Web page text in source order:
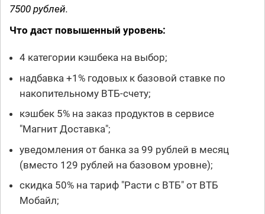
7500 рублей.
Что даст повышенный уровень:
4 категории кэшбека на выбор;
надбавка +1% годовых к базовой ставке по
накопительному ВТБ-счету;
кэшбек 5% на заказ продуктов в сервисе
"Магнит Доставка";
уведомления от банка за 99 рублей в месяц
(вместо 129 рублей на базовом уровне);
скидка 50% на тариф "Расти с ВТБ" от ВТБ
Мобайл;